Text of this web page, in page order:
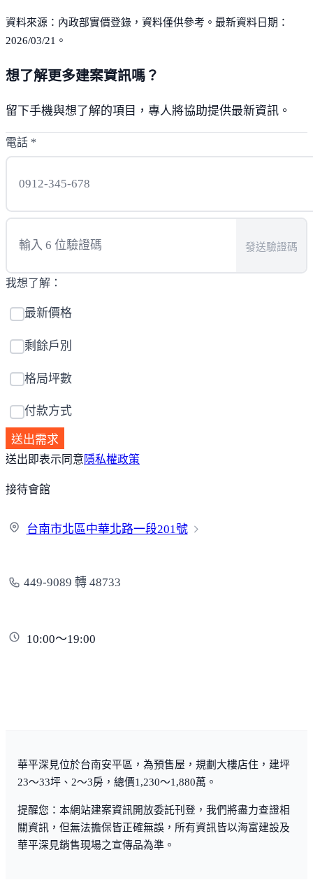
資料來源：內政部實價登錄，資料僅供參考。最新資料日期：
2026/03/21。
想了解更多建案資訊嗎？
留下手機與想了解的項目，專人將協助提供最新資訊。
電話 *
發送驗證碼
我想了解：
最新價格
剩餘戶別
格局坪數
付款方式
送出需求
送出即表示同意隱私權政策
接待會館
台南市北區中華北路一段201號
449-9089 轉 48733
10:00～19:00
華平深見位於台南安平區，為預售屋，規劃大樓店住，建坪
23～33坪、2～3房，總價1,230～1,880萬。
提醒您：本網站建案資訊開放委託刊登，我們將盡力查證相
關資訊，但無法擔保皆正確無誤，所有資訊皆以海富建設及
華平深見銷售現場之宣傳品為準。